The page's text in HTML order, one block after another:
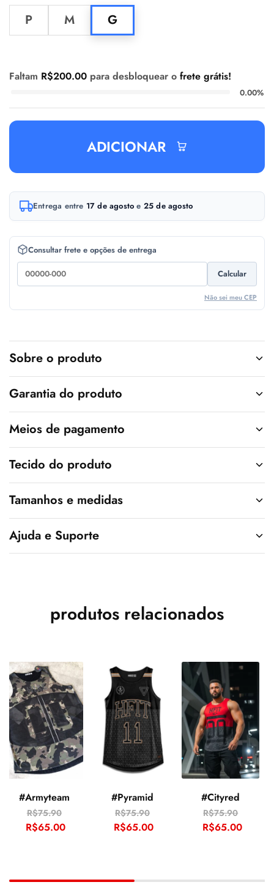
P M G
Faltam R$200.00 para desbloquear o frete grátis!
0.00%
ADICIONAR
A
i
v
e
:
Entrega entre 17 de agosto e 25 de agosto
Consultar frete e opções de entrega
Calcular
Não sei meu CEP
Sobre o produto
Garantia do produto
Meios de pagamento
Tecido do produto
Tamanhos e medidas
Ajuda e Suporte
produtos relacionados
#Armyteam
R$75.90
R$65.00
#Pyramid
R$75.90
R$65.00
#Cityred
R$75.90
R$65.00